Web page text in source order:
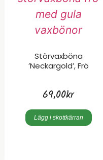
Störvaxböna
’Neckargold’, Frö
69,00kr
Lägg i skottkärran